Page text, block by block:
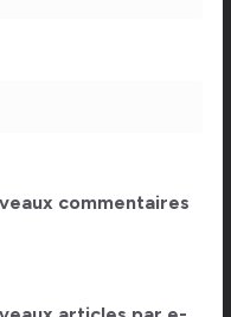
commentaires